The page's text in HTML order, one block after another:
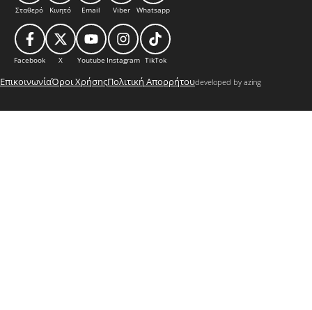
Σταθερό Κινητό Email Viber Whatsapp
Facebook X Youtube Instagram TikTok
ΕπικοινωνίαΌροι ΧρήσηςΠολιτική Απορρήτουdeveloped by azing